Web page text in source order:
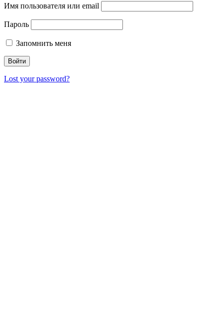
Имя пользователя или email
Пароль
Запомнить меня
Lost your password?